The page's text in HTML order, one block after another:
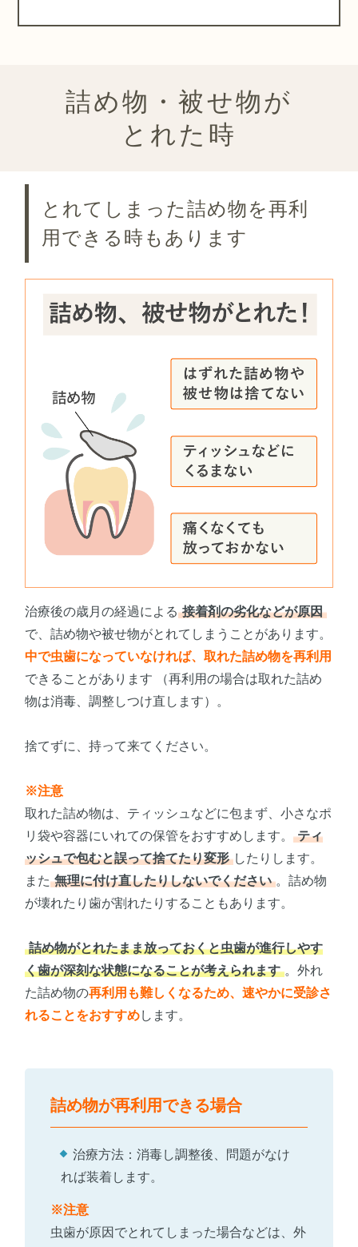
詰め物・被せ物が
とれた時
とれてしまった詰め物を再利
用できる時もあります
治療後の歳月の経過による 接着剤の劣化などが原因
で、詰め物や被せ物がとれてしまうことがあります。
中で虫歯になっていなければ、取れた詰め物を再利用
できることがあります （再利用の場合は取れた詰め
物は消毒、調整しつけ直します）。
捨てずに、持って来てください。
※注意
取れた詰め物は、ティッシュなどに包まず、小さなポ
リ袋や容器にいれての保管をおすすめします。
ティ
ッシュで包むと誤って捨てたり変形 したりします。
また 無理に付け直したりしないでください 。詰め物
が壊れたり歯が割れたりすることもあります。
詰め物がとれたまま放っておくと虫歯が進行しやす
く歯が深刻な状態になることが考えられます 。外れ
た詰め物の再利用も難しくなるため、速やかに受診さ
れることをおすすめします。
詰め物が再利用できる場合
治療方法：消毒し調整後、問題がなけ
れば装着します。
※注意
虫歯が原因でとれてしまった場合などは、外